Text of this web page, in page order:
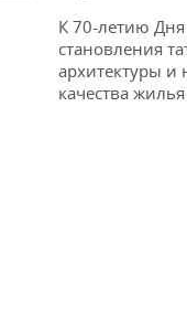
К 70-летию
становления
архитектуры и
качества жилья